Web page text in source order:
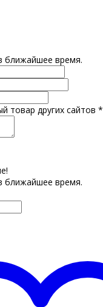
ближайшее время.
товар других сайтов *
ближайшее время.